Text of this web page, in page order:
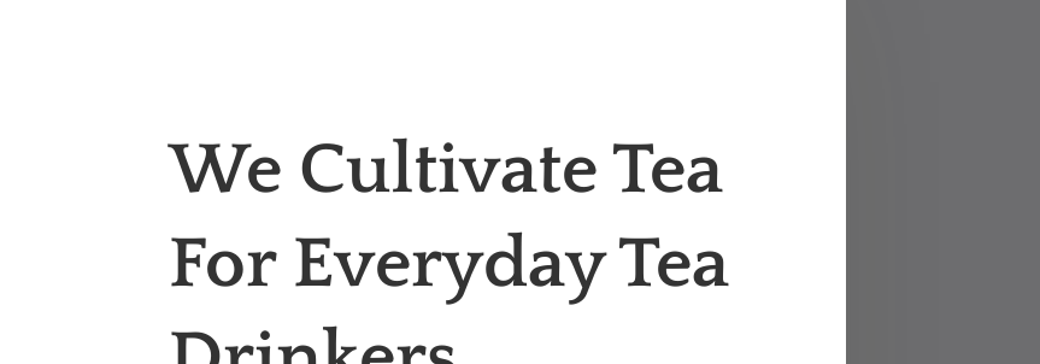
We Cultivate Tea
For Everyday Tea